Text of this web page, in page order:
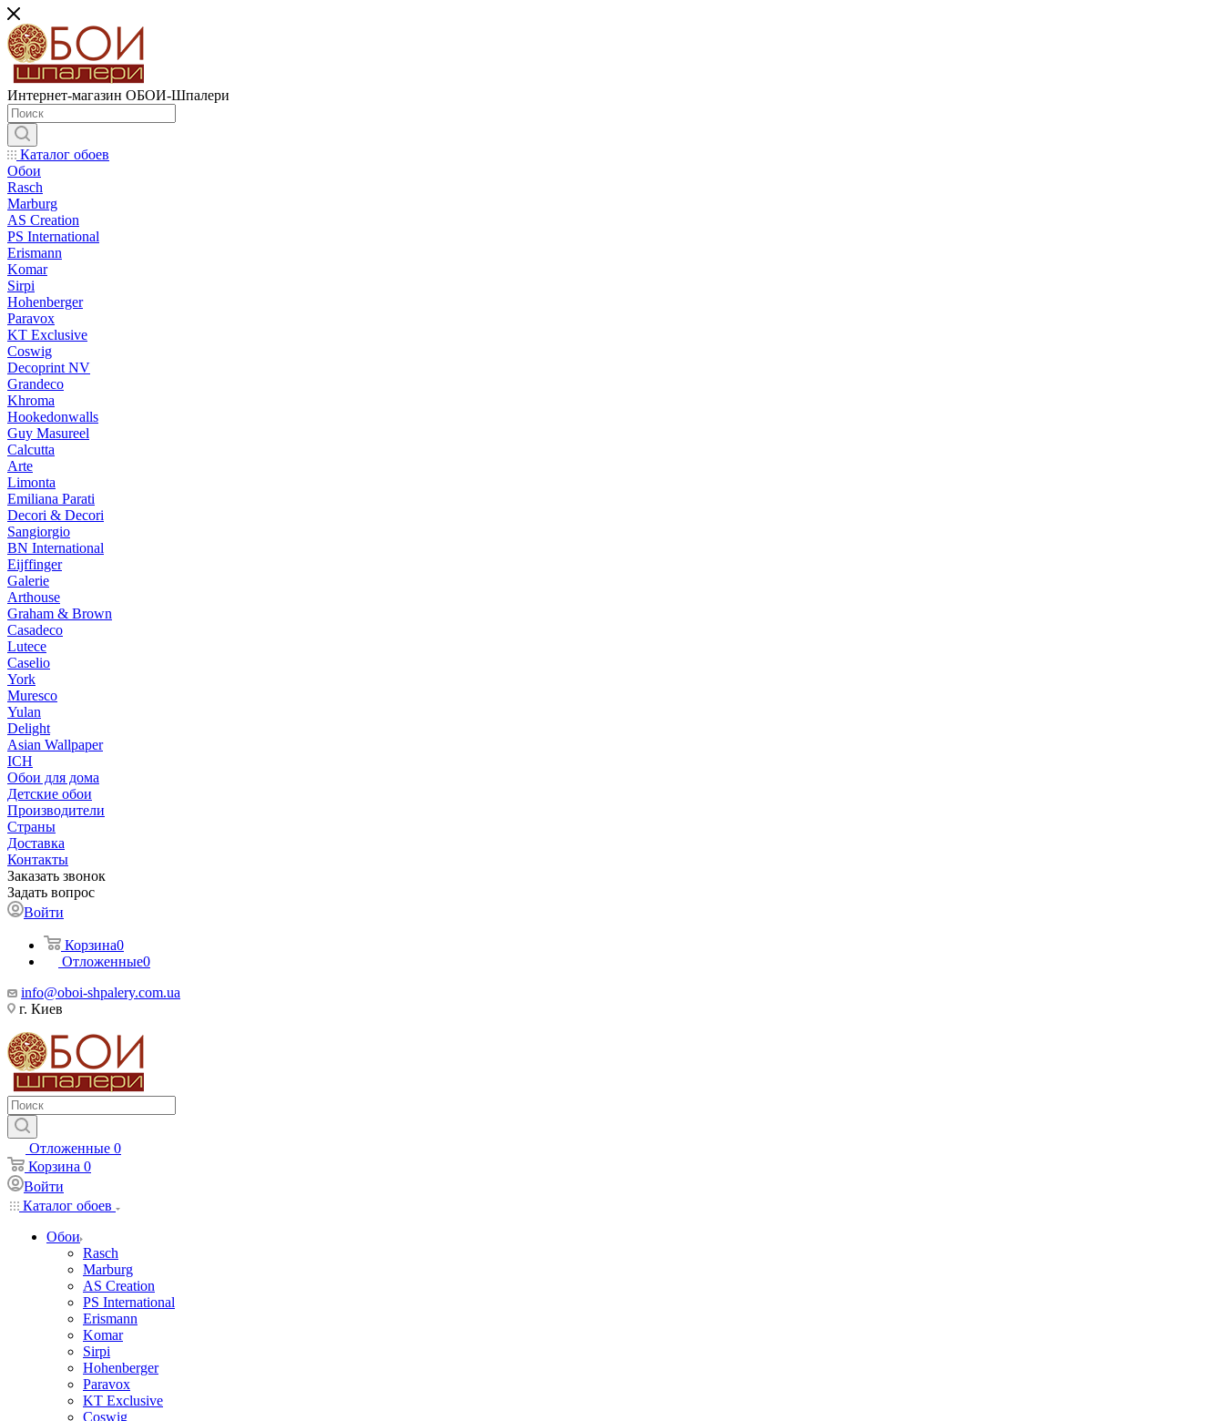
Интернет-магазин ОБОИ-Шпалери
Каталог обоев
Обои
Rasch
Marburg
AS Creation
PS International
Erismann
Komar
Sirpi
Hohenberger
Paravox
KT Exclusive
Coswig
Decoprint NV
Grandeco
Khroma
Hookedonwalls
Guy Masureel
Calcutta
Arte
Limonta
Emiliana Parati
Decori & Decori
Sangiorgio
BN International
Eijffinger
Galerie
Arthouse
Graham & Brown
Casadeco
Lutece
Caselio
York
Muresco
Yulan
Delight
Asian Wallpaper
ICH
Обои для дома
Детские обои
Производители
Страны
Доставка
Контакты
Заказать звонок
Задать вопрос
Войти
Корзина0
Отложенные0
info@oboi-shpalery.com.ua
г. Киев
Отложенные 0
Корзина 0
Войти
Каталог обоев
Обои
Rasch
Marburg
AS Creation
PS International
Erismann
Komar
Sirpi
Hohenberger
Paravox
KT Exclusive
Coswig